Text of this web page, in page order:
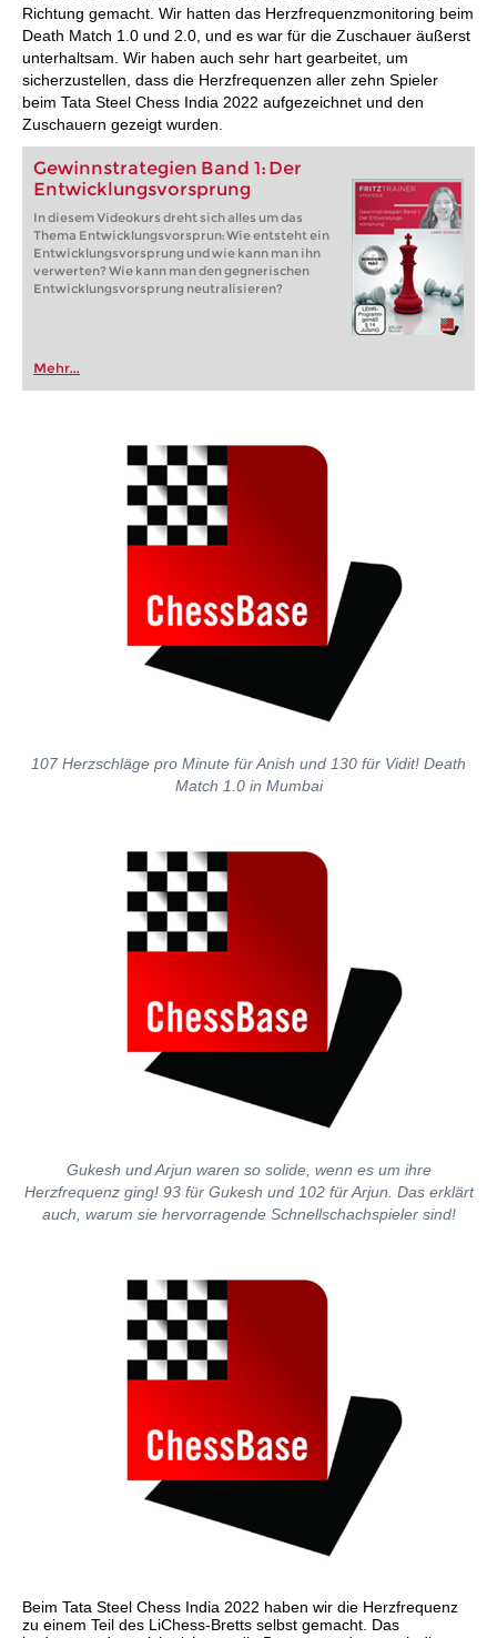
Richtung gemacht. Wir hatten das Herzfrequenzmonitoring beim
Death Match 1.0 und 2.0, und es war für die Zuschauer äußerst
unterhaltsam. Wir haben auch sehr hart gearbeitet, um
sicherzustellen, dass die Herzfrequenzen aller zehn Spieler
beim Tata Steel Chess India 2022 aufgezeichnet und den
Zuschauern gezeigt wurden.
Gewinnstrategien Band 1: Der
Entwicklungsvorsprung
In diesem Videokurs dreht sich alles um das
Thema Entwicklungsvorsprun: Wie entsteht ein
Entwicklungsvorsprung und wie kann man ihn
verwerten? Wie kann man den gegnerischen
Entwicklungsvorsprung neutralisieren?
Mehr...
107 Herzschläge pro Minute für Anish und 130 für Vidit! Death
Match 1.0 in Mumbai
Gukesh und Arjun waren so solide, wenn es um ihre
Herzfrequenz ging! 93 für Gukesh und 102 für Arjun. Das erklärt
auch, warum sie hervorragende Schnellschachspieler sind!
Beim Tata Steel Chess India 2022 haben wir die Herzfrequenz
zu einem Teil des LiChess-Bretts selbst gemacht. Das